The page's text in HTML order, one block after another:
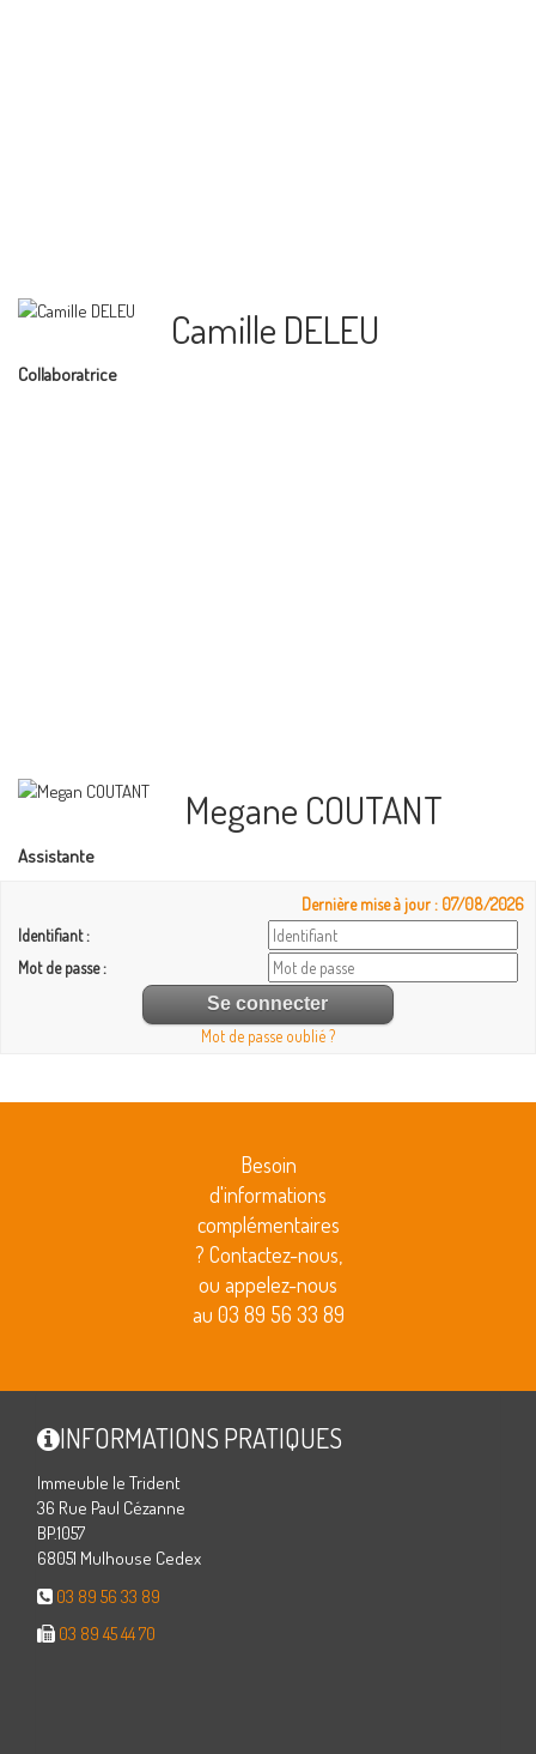
Camille DELEU
Collaboratrice
Megane COUTANT
Assistante
Dernière mise à jour : 07/08/2026
Identifiant :
Mot de passe :
Mot de passe oublié ?
Besoin
d'informations
complémentaires
? Contactez-nous,
ou appelez-nous
au 03 89 56 33 89
INFORMATIONS PRATIQUES
Immeuble le Trident
36 Rue Paul Cézanne
BP.1057
68051 Mulhouse Cedex
03 89 56 33 89
03 89 45 44 70